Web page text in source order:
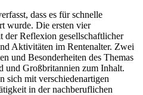
dass es für schnelle
wurde. Die ersten vier
der Reflexion gesellschaftlicher
Aktivitäten im Rentenalter. Zwei
und Besonderheiten des Themas
und Großbritannien zum Inhalt.
sich mit verschiedenartigen
in der nachberuflichen